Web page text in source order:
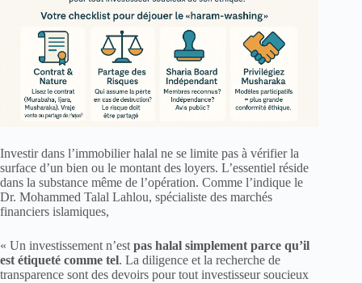
Investir dans l’immobilier halal ne se limite pas à vérifier la
surface d’un bien ou le montant des loyers. L’essentiel réside
dans la substance même de l’opération. Comme l’indique le
Dr. Mohammed Talal Lahlou, spécialiste des marchés
financiers islamiques,
« Un investissement n’estpas halal simplement parce qu’il
est étiqueté comme tel. La diligence et la recherche de
transparence sont des devoirs pour tout investisseur soucieux